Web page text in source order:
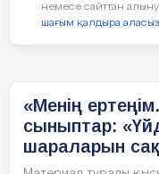
кезеңі/ уақыт
Ұйымдастыру
кезеңі (3мин)
немесе сайттан
шағым қалдыра аласыз
«Менің
сыныптар:
шараларын